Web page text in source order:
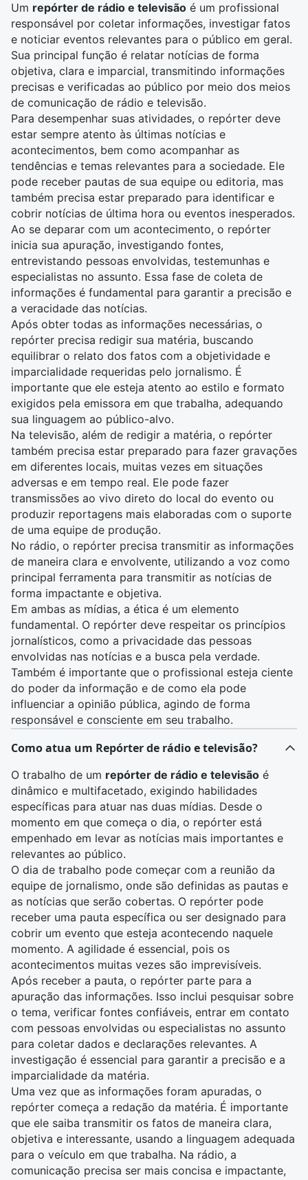
Um repórter de rádio e televisão é um profissional
responsável por coletar informações, investigar fatos
e noticiar eventos relevantes para o público em geral.
Sua principal função é relatar notícias de forma
objetiva, clara e imparcial, transmitindo informações
precisas e verificadas ao público por meio dos meios
de comunicação de rádio e televisão.
Para desempenhar suas atividades, o repórter deve
estar sempre atento às últimas notícias e
acontecimentos, bem como acompanhar as
tendências e temas relevantes para a sociedade. Ele
pode receber pautas de sua equipe ou editoria, mas
também precisa estar preparado para identificar e
cobrir notícias de última hora ou eventos inesperados.
Ao se deparar com um acontecimento, o repórter
inicia sua apuração, investigando fontes,
entrevistando pessoas envolvidas, testemunhas e
especialistas no assunto. Essa fase de coleta de
informações é fundamental para garantir a precisão e
a veracidade das notícias.
Após obter todas as informações necessárias, o
repórter precisa redigir sua matéria, buscando
equilibrar o relato dos fatos com a objetividade e
imparcialidade requeridas pelo jornalismo. É
importante que ele esteja atento ao estilo e formato
exigidos pela emissora em que trabalha, adequando
sua linguagem ao público-alvo.
Na televisão, além de redigir a matéria, o repórter
também precisa estar preparado para fazer gravações
em diferentes locais, muitas vezes em situações
adversas e em tempo real. Ele pode fazer
transmissões ao vivo direto do local do evento ou
produzir reportagens mais elaboradas com o suporte
de uma equipe de produção.
No rádio, o repórter precisa transmitir as informações
de maneira clara e envolvente, utilizando a voz como
principal ferramenta para transmitir as notícias de
forma impactante e objetiva.
Em ambas as mídias, a ética é um elemento
fundamental. O repórter deve respeitar os princípios
jornalísticos, como a privacidade das pessoas
envolvidas nas notícias e a busca pela verdade.
Também é importante que o profissional esteja ciente
do poder da informação e de como ela pode
influenciar a opinião pública, agindo de forma
responsável e consciente em seu trabalho.
Como atua um Repórter de rádio e televisão?
O trabalho de um repórter de rádio e televisão é
dinâmico e multifacetado, exigindo habilidades
específicas para atuar nas duas mídias. Desde o
momento em que começa o dia, o repórter está
empenhado em levar as notícias mais importantes e
relevantes ao público.
O dia de trabalho pode começar com a reunião da
equipe de jornalismo, onde são definidas as pautas e
as notícias que serão cobertas. O repórter pode
receber uma pauta específica ou ser designado para
cobrir um evento que esteja acontecendo naquele
momento. A agilidade é essencial, pois os
acontecimentos muitas vezes são imprevisíveis.
Após receber a pauta, o repórter parte para a
apuração das informações. Isso inclui pesquisar sobre
o tema, verificar fontes confiáveis, entrar em contato
com pessoas envolvidas ou especialistas no assunto
para coletar dados e declarações relevantes. A
investigação é essencial para garantir a precisão e a
imparcialidade da matéria.
Uma vez que as informações foram apuradas, o
repórter começa a redação da matéria. É importante
que ele saiba transmitir os fatos de maneira clara,
objetiva e interessante, usando a linguagem adequada
para o veículo em que trabalha. Na rádio, a
comunicação precisa ser mais concisa e impactante,